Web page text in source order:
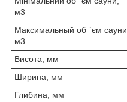
м3
Максимальный об `єм сауни,
м3
Висота, мм
Ширина, мм
Глибина, мм